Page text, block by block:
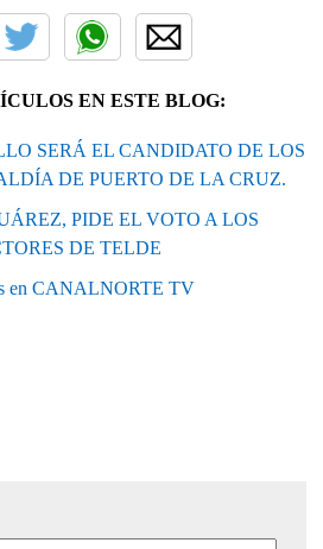
EN ESTE BLOG:
SERÁ EL CANDIDATO DE LOS
DE PUERTO DE LA CRUZ.
PIDE EL VOTO A LOS
DE TELDE
en CANALNORTE TV